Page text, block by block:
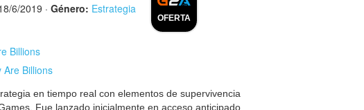
6/2019 · Género: Estrategia
OFERTA
Billions
Are Billions
en tiempo real con elementos de supervivencia
Fue lanzado inicialmente en acceso anticipado